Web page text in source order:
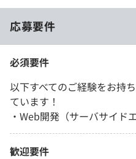
応募要件
必須要件
以下すべてのご経験をお持
ています！
・Web開発（サーバサイ
歓迎要件